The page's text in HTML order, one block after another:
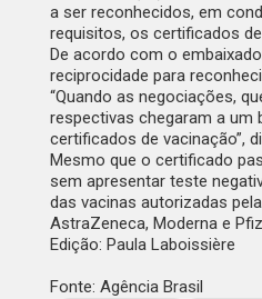
a ser reconhecidos, em
requisitos, os certificados
De acordo com o
reciprocidade para
“Quando as negociações,
respectivas chegaram a
certificados de vacinação”,
Mesmo que o certificado
sem apresentar teste
das vacinas autorizadas
AstraZeneca, Moderna e
Edição: Paula Laboissière
Fonte: Agência Brasil